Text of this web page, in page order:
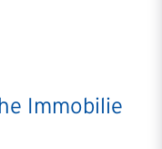
Immobilie